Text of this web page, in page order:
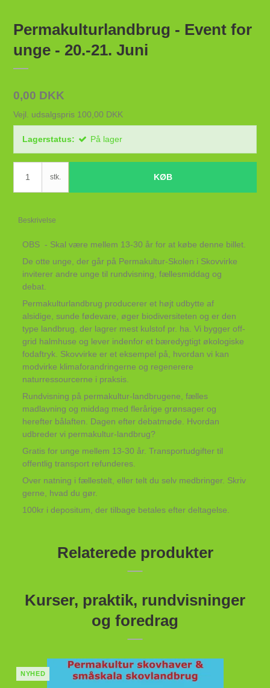
Permakulturlandbrug - Event for
unge - 20.-21. Juni
0,00 DKK
Vejl. udsalgspris 100,00 DKK
Lagerstatus: På lager
stk. KØB
Beskrivelse
OBS - Skal være mellem 13-30 år for at købe denne billet.
De otte unge, der går på Permakultur-Skolen i Skovvirke
inviterer andre unge til rundvisning, fællesmiddag og
debat.
Permakulturlandbrug producerer et højt udbytte af
alsidige, sunde fødevare, øger biodiversiteten og er den
type landbrug, der lagrer mest kulstof pr. ha. Vi bygger off-
grid halmhuse og lever indenfor et bæredygtigt økologiske
fodaftryk. Skovvirke er et eksempel på, hvordan vi kan
modvirke klimaforandringerne og regenerere
naturressourcerne i praksis.
Rundvisning på permakultur-landbrugene, fælles
madlavning og middag med flerårige grønsager og
herefter bålaften. Dagen efter debatmøde. Hvordan
udbreder vi permakultur-landbrug?
Gratis for unge mellem 13-30 år. Transportudgifter til
offentlig transport refunderes.
Over natning i fællestelt, eller telt du selv medbringer. Skriv
gerne, hvad du gør.
100kr i depositum, der tilbage betales efter deltagelse.
Relaterede produkter
Kurser, praktik, rundvisninger
og foredrag
NYHED